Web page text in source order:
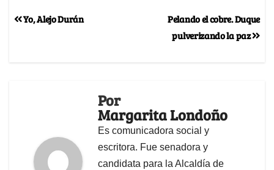
Pelando el cobre. Duque
pulverizando la paz
Yo, Alejo Durán
Por
Margarita Londoño
Es comunicadora social y
escritora. Fue senadora y
candidata para la Alcaldía de